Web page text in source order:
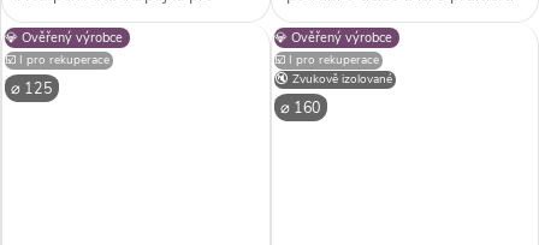
spojení dvou potrubí HEATPEX
ARIA 75 mm. Pro konektor
jsou nutná dvě 75mm těsnění,
která jsou k dispozici...
125 mm se používá k distribuci
většího množství vzduchu jak
mezi rekuperační jednotkou a
sáním/výstupem, tak i mezi...
⌀ 125
💎 Ověřený výrobce
☑️ I pro rekuperace
💎 Ověřený výrobce
⌀ 160
🔇 Zvukově izolované
☑️ I pro rekuperace